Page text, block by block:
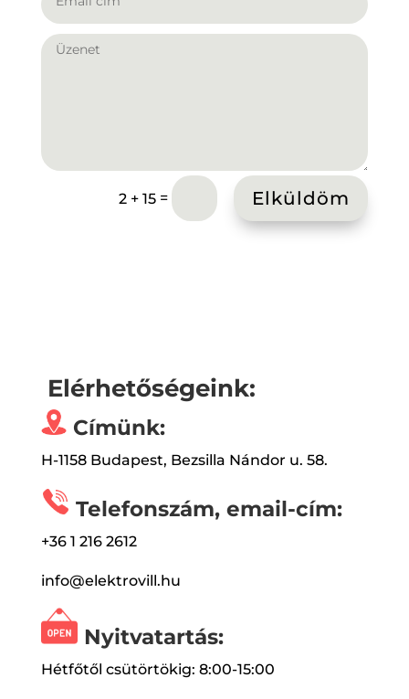
2 + 15 = Elküldöm
Elérhetőségeink:
Címünk:
H-1158 Budapest, Bezsilla Nándor u. 58.
Telefonszám, email-cím:
+36 1 216 2612
info@elektrovill.hu
Nyitvatartás:
Hétfőtől csütörtökig: 8:00-15:00